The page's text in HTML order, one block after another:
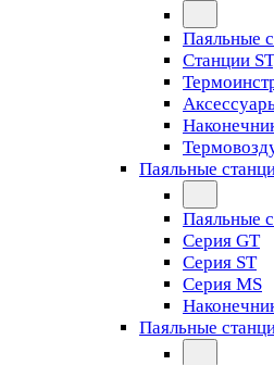
Паяльные
Станции
Паяльные
Паяльные
Серия GT
Серия ST
Серия MS
Паяльные